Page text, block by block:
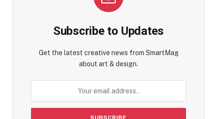
Subscribe to Updates
Get the latest creative news from SmartMag
about art & design.